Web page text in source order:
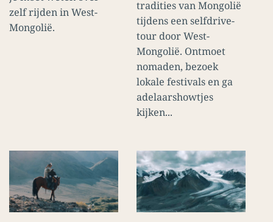
zelf rijden in West-
Mongolië.
tradities van Mongolië
tijdens een selfdrive-
tour door West-
Mongolië. Ontmoet
nomaden, bezoek
lokale festivals en ga
adelaarshowtjes
kijken...